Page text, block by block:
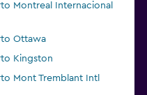
Montreal Internacional
Ottawa
Kingston
Mont Tremblant Intl